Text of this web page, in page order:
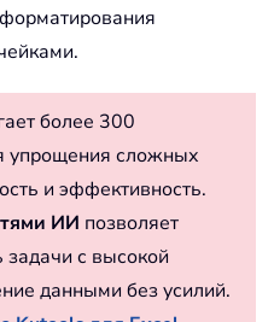
более 300
упрощения сложных
и эффективность.
ИИ позволяет
задачи с высокой
данными без усилий.